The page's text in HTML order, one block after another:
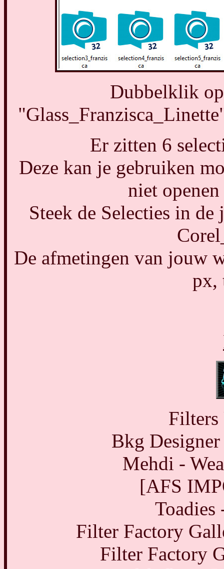
Dubbelklik
Er zitten 6
Deze kan je gebruiken
niet
Steek de Selecties in
De afmetingen van jouw
px,
Bkg
Mehdi -
[AFS
Toadies
Filter Factory
Filter Factory